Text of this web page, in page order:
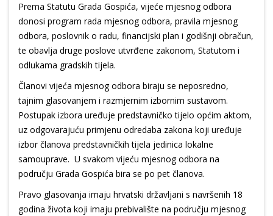
Prema Statutu Grada Gospića, vijeće mjesnog odbora
donosi program rada mjesnog odbora, pravila mjesnog
odbora, poslovnik o radu, financijski plan i godišnji obračun,
te obavlja druge poslove utvrđene zakonom, Statutom i
odlukama gradskih tijela.
Članovi vijeća mjesnog odbora biraju se neposredno,
tajnim glasovanjem i razmjernim izbornim sustavom.
Postupak izbora uređuje predstavničko tijelo općim aktom,
uz odgovarajuću primjenu odredaba zakona koji uređuje
izbor članova predstavničkih tijela jedinica lokalne
samouprave. U svakom vijeću mjesnog odbora na
području Grada Gospića bira se po pet članova.
Pravo glasovanja imaju hrvatski državljani s navršenih 18
godina života koji imaju prebivalište na području mjesnog